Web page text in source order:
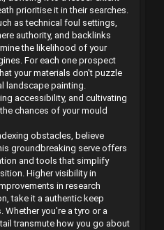
prioritise it in their searches.
as technical foul settings,
authority, and backlinks
the likelihood of your
For each one prospect
your materials don't puzzle
landscape painting.
accessibility, and cultivating
chances of your mould
obstacles, believe
groundbreaking serve offers
and tools that simplify
Higher visibility in
in research
take it a authentic keep
you're a tyro or a
transmute how you go about